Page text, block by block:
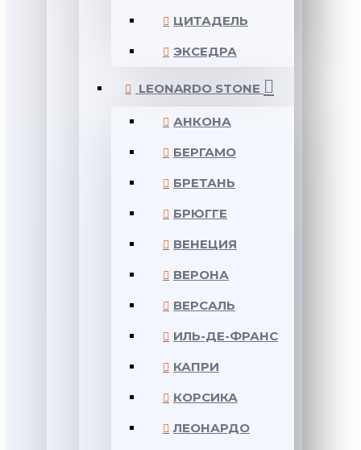
ЦИТАДЕЛЬ
ЭКСЕДРА
LEONARDO STONE
АНКОНА
БЕРГАМО
БРЕТАНЬ
БРЮГГЕ
ВЕНЕЦИЯ
ВЕРОНА
ВЕРСАЛЬ
ИЛЬ-ДЕ-ФРАНС
КАПРИ
КОРСИКА
ЛЕОНАРДО